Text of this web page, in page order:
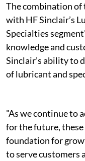
The combination
with HF Sinclair’s
Specialties
knowledge and
Sinclair’s ability to
of lubricant and
"As we continue to
for the future,
foundation for
to serve customers